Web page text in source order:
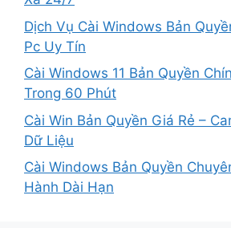
Dịch Vụ Cài Windows Bản
Pc Uy Tín
Cài Windows 11 Bản Quyền
Trong 60 Phút
Cài Win Bản Quyền Giá Rẻ –
Dữ Liệu
Cài Windows Bản Quyền
Hành Dài Hạn